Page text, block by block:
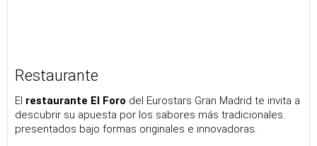
Restaurante
El restaurante El Foro del Eurostars Gran Madrid te invita a
descubrir su apuesta por los sabores más tradicionales.
presentados bajo formas originales e innovadoras.